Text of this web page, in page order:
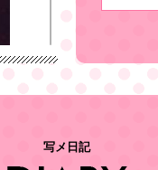
写メ日記